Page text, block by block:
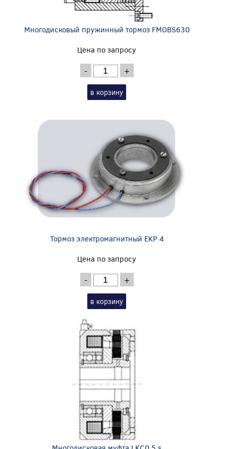
Многодисковый пружинный тормоз FMOBS630
Цена по запросу
- +
в корзину
Тормоз электромагнитный EKP 4
Цена по запросу
- +
в корзину